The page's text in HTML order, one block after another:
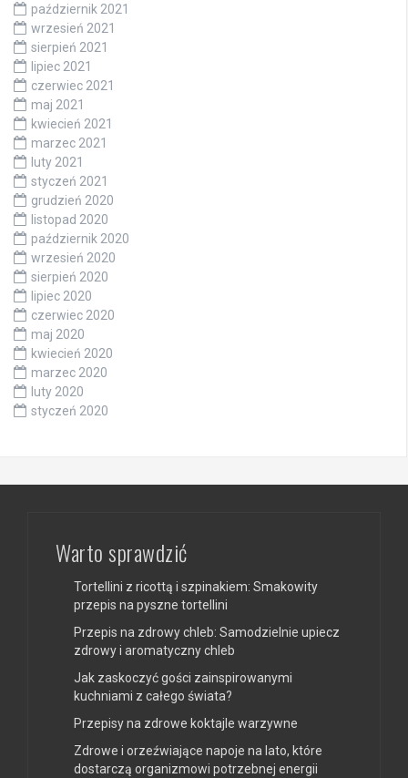
październik 2021
wrzesień 2021
sierpień 2021
lipiec 2021
czerwiec 2021
maj 2021
kwiecień 2021
marzec 2021
luty 2021
styczeń 2021
grudzień 2020
listopad 2020
październik 2020
wrzesień 2020
sierpień 2020
lipiec 2020
czerwiec 2020
maj 2020
kwiecień 2020
marzec 2020
luty 2020
styczeń 2020
Warto sprawdzić
Tortellini z ricottą i szpinakiem: Smakowity
przepis na pyszne tortellini
Przepis na zdrowy chleb: Samodzielnie upiecz
zdrowy i aromatyczny chleb
Jak zaskoczyć gości zainspirowanymi
kuchniami z całego świata?
Przepisy na zdrowe koktajle warzywne
Zdrowe i orzeźwiające napoje na lato, które
dostarczą organizmowi potrzebnej energii